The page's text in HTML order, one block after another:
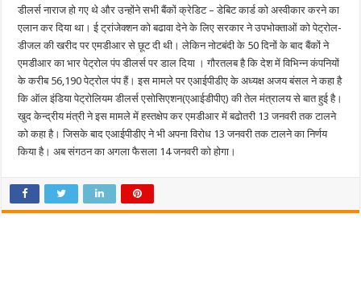
डीलर्स नाराज हो गए थे और उन्होंने सभी बैंकों क्रेडिट – डेबिट कार्ड को अस्वीकार करने का
एलान कर दिया था। ई ट्रांजेक्शन को बढावा देने के लिए सरकार ने उपभोक्ताओं को पेट्रोल-
डीजल की खरीद पर एमडीआर से छूट दी थी। लेकिन नोटबंदी के 50 दिनों के बाद बैंकों ने
एमडीआर का भार पेट्रोल पंप डीलर्स पर डाल दिया । गौरतलब है कि देश में विभिन्न कंपनियों
के करीब 56,190 पेट्रोल पंप हैं। इस मामले पर एआईपीडीए के अध्यक्ष अजय बंसल ने कहा है
कि ऑल इंडिया पेट्रोलियम डीलर्स एसोसिएशन(एआईडीपीए) की तेल मंत्रालय से बात हुई है।
खुद केन्द्रीय मंत्री ने इस मामले में हस्तक्षेप कर एमडीआर में बढोतरी 13 जनवरी तक टालने
को कहा है। जिसके बाद एआईपीडीए ने भी अपना विरोध 13 जनवरी तक टालने का निर्णय
किया है। अब संगठन का अगला फैसला 14 जनवरी को होगा।